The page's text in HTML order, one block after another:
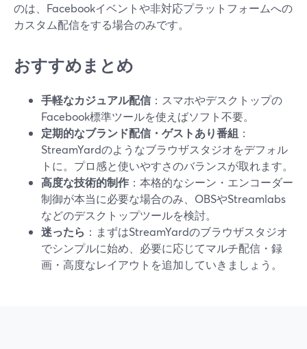
のは、Facebookイベントや非対応プラットフォームへの
カスタム配信をする場合のみです。
おすすめまとめ
手軽なカジュアル配信 ：スマホやデスクトップの
Facebook標準ツールを使えばソフト不要。
定期的なブランド配信・ゲストあり番組 ：
StreamYardのようなブラウザスタジオをデフォル
トに。プロ感と使いやすさのバランスが取れます。
高度な技術的制作 ：本格的なシーン・エンコーダー
制御が本当に必要な場合のみ、OBSやStreamlabs
などのデスクトップツールを検討。
迷ったら ：まずはStreamYardのブラウザスタジオ
でシンプルに始め、必要に応じてマルチ配信・録
画・高度なレイアウトを追加していきましょう。